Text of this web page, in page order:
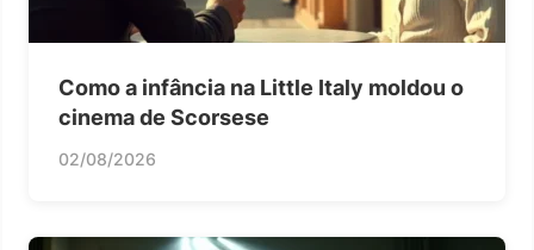
Como a infância na Little Italy moldou o
cinema de Scorsese
02/08/2026